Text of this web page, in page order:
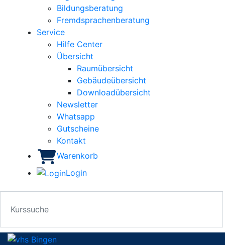
Bildungsberatung
Fremdsprachenberatung
Service
Hilfe Center
Übersicht
Raumübersicht
Gebäudeübersicht
Downloadübersicht
Newsletter
Whatsapp
Gutscheine
Kontakt
Warenkorb
Login